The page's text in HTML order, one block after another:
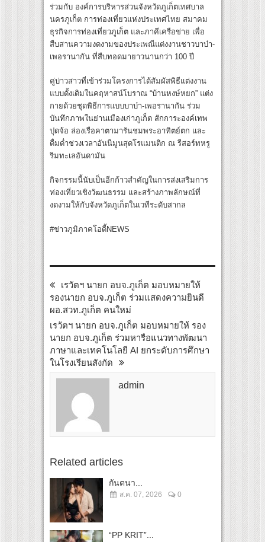
ร่วมกับ องค์การบริหารส่วนจังหวัดภูเก็ตเทศบาล
นครภูเก็ต การท่องเที่ยวแห่งประเทศไทย สมาคม
ธุรกิจการท่องเที่ยวภูเก็ต และภาคีเครือข่าย เพื่อ
สืบสานความงดงามของประเพณีแต่งงานชาวบาบ๋า-
เพอรานากัน ที่สืบทอดมายาวนานกว่า 100 ปี
คู่บ่าวสาวที่เข้าร่วมโครงการได้สัมผัสพิธีแต่งงาน
แบบดั้งเดิมในคฤหาสน์โบราณ “บ้านหงษ์หยก” แต่ง
กายด้วยชุดพิธีการแบบบาบ๋า-เพอรานากัน ร่วม
บันทึกภาพในย่านเมืองเก่าภูเก็ต สักการะองค์เทพ
ปุดจ้อ ล่องเรือคาตามารันชมพระอาทิตย์ตก และ
ดื่มด่ำช่วงเวลาอันนีมูนสุดโรแมนติก ณ รีสอร์ทหรู
ริมทะเลอันดามัน
กิจกรรมนี้นับเป็นอีกก้าวสำคัญในการส่งเสริมการ
ท่องเที่ยวเชิงวัฒนธรรม และสร้างภาพลักษณ์ที่
งดงามให้กับจังหวัดภูเก็ตในเวทีระดับสากล
#ข่าวภูมิภาคโอดี้NEWS
เรวัตฯ นายก อบจ.ภูเก็ต มอบหมายให้
รองนายก อบจ.ภูเก็ต ร่วมแสดงความยินดี
ผอ.สวท.ภูเก็ต คนใหม่
เรวัตฯ นายก อบจ.ภูเก็ต มอบหมายให้ รอง
นายก อบจ.ภูเก็ต ร่วมหารือแนวทางพัฒนา
ภาษาและเทคโนโลยี AI ยกระดับการศึกษา
ในโรงเรียนสังกัด
admin
Related articles
กันตนา...
ส.ค. 07, 2026 0
“PP KRIT”...